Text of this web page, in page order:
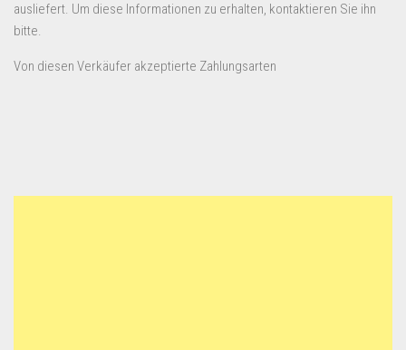
ausliefert. Um diese Informationen zu erhalten, kontaktieren Sie ihn
bitte.
Von diesen Verkäufer akzeptierte Zahlungsarten